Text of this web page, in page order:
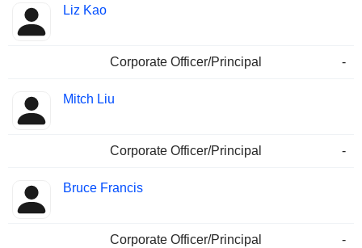
Liz Kao
Corporate Officer/Principal -
Mitch Liu
Corporate Officer/Principal -
Bruce Francis
Corporate Officer/Principal -